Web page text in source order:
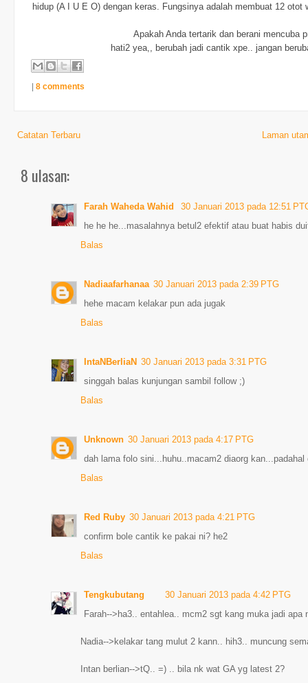
hidup (A I U E O) dengan keras. Fungsinya adalah membuat 12
Apakah Anda tertarik dan berani mencuba
hati2 yea,, berubah jadi cantik xpe.. jangan
8 comments
Catatan Terbaru Laman
8 ulasan:
Farah Waheda Wahid
30 Januari 2013 pada 12:51
he he he...masalahnya betul2 efektif atau buat habis
Balas
Nadiaafarhanaa 30 Januari 2013 pada 2:39 PTG
hehe macam kelakar pun ada jugak
Balas
IntaNBerliaN 30 Januari 2013 pada 3:31 PTG
singgah balas kunjungan sambil follow ;)
Balas
Unknown 30 Januari 2013 pada 4:17 PTG
dah lama folo sini...huhu..macam2 diaorg
Balas
Red Ruby 30 Januari 2013 pada 4:21 PTG
confirm bole cantik ke pakai ni? he2
Balas
Tengkubutang
30 Januari 2013 pada 4:42 PTG
Farah-->ha3.. entahlea.. mcm2 sgt kang muka jadi apa
Nadia-->kelakar tang mulut 2 kann.. hih3.. muncung
Intan berlian-->tQ.. =) .. bila nk wat GA yg latest 2?